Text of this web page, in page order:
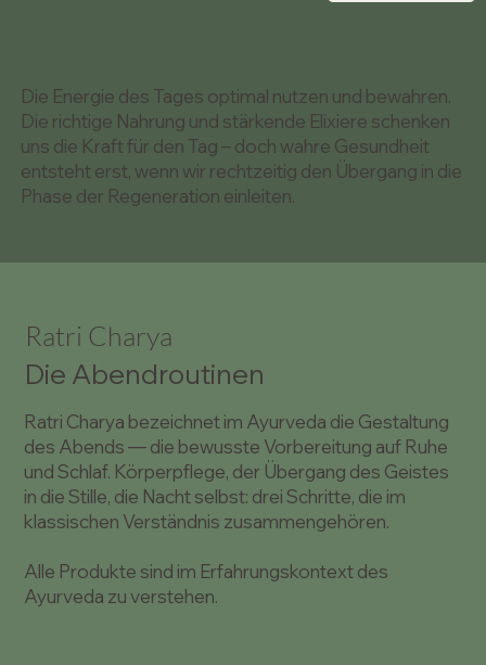
Ratri Charya
Die Abendroutinen
Ratri Charya bezeichnet im Ayurveda die Gestaltung
des Abends — die bewusste Vorbereitung auf Ruhe
und Schlaf. Körperpflege, der Übergang des Geistes
in die Stille, die Nacht selbst: drei Schritte, die im
klassischen Verständnis zusammengehören.
Alle Produkte sind im Erfahrungskontext des
Ayurveda zu verstehen.
Die Energie des Tages optimal nutzen und bewahren.
Die richtige Nahrung und stärkende Elixiere schenken
uns die Kraft für den Tag – doch wahre Gesundheit
entsteht erst, wenn wir rechtzeitig den Übergang in die
Phase der Regeneration einleiten.